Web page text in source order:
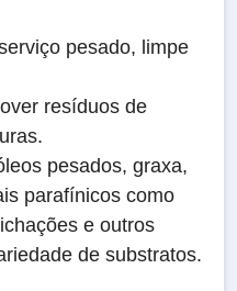
pesado, limpe
resíduos de
pesados, graxa,
parafínicos como
e outros
de substratos.